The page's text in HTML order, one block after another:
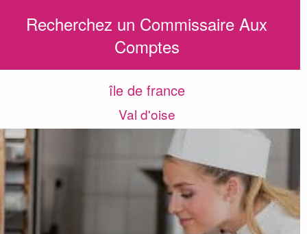
Recherchez un Commissaire Aux
Comptes
île de france
Val d'oise